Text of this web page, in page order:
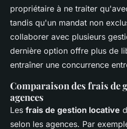
propriétaire à ne traiter
tandis qu'un mandat non
collaborer avec plusieurs
dernière option offre plus de
entraîner une concurrence
Comparaison des frais de
agences
Les frais de gestion locative
selon les agences. Par